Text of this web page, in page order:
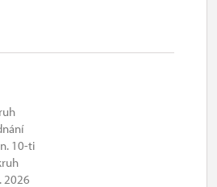
10-ti
2026